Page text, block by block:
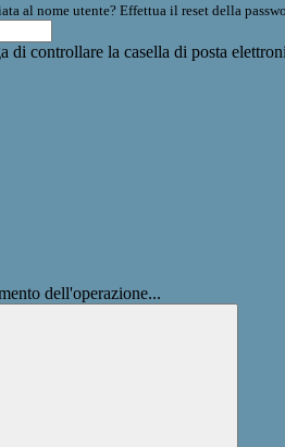
al nome utente? Effettua il reset della
di controllare la casella di posta
dell'operazione...